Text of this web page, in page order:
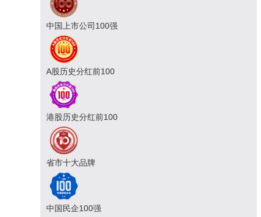
中国上市公司100强
A股历史分红前100
港股历史分红前100
省市十大品牌
中国民企100强